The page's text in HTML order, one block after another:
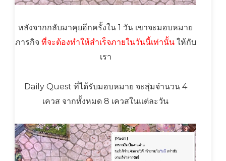
หลังจากกลับมาคุยอีกครั้งใน 1 วัน เขาจะมอบหมาย
ภารกิจ ที่จะต้องทำให้สำเร็จภายในวันนี้เท่านั้นให้กับ
เรา
Daily Quest ที่ได้รับมอบหมาย จะสุ่มจำนวน 4
เควส จากทั้งหมด 8 เควสในแต่ละวัน